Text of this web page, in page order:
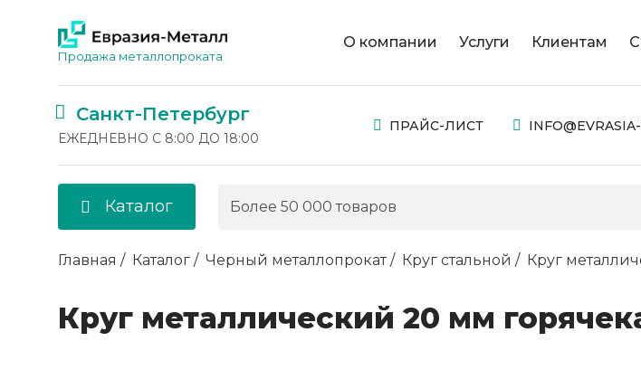
Продажа металлопроката
О компании Услуги Клиентам
Санкт-Петербург
ЕЖЕДНЕВНО С 8:00 ДО 18:00
ПРАЙС-ЛИСТ
Каталог
Главная Каталог Черный металлопрокат Круг стальной Круг
Круг металлический 20 мм